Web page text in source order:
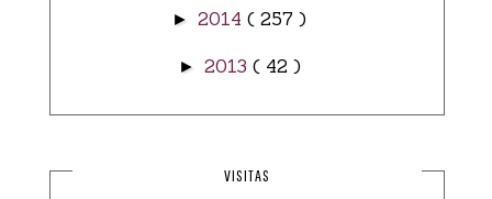
► 2014 ( 257 )
► 2013 ( 42 )
VISITAS